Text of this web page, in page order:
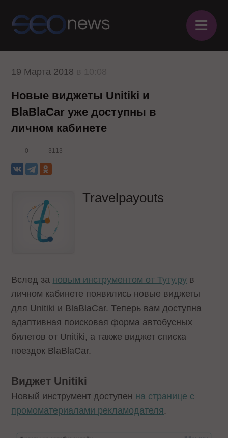
≡
19 Марта 2018
Новые виджеты Unitiki и
BlaBlaCar уже доступны в
личном кабинете
0 3113
Travelpayouts
Вслед за новым инструментом от Туту.ру в
личном кабинете появились новые виджеты
для Unitiki и BlaBlaCar. Теперь вам доступна
адаптивная поисковая форма автобусных
билетов от Unitiki, а также виджет списка
поездок BlaBlaCar.
Виджет Unitiki
Новый инструмент доступен на странице с
промоматериалами рекламодателя.